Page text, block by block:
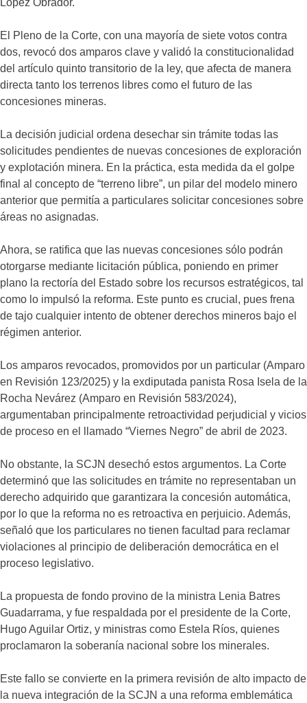
López Obrador.
El Pleno de la Corte, con una mayoría de siete votos contra
dos, revocó dos amparos clave y validó la constitucionalidad
del artículo quinto transitorio de la ley, que afecta de manera
directa tanto los terrenos libres como el futuro de las
concesiones mineras.
La decisión judicial ordena desechar sin trámite todas las
solicitudes pendientes de nuevas concesiones de exploración
y explotación minera. En la práctica, esta medida da el golpe
final al concepto de “terreno libre”, un pilar del modelo minero
anterior que permitía a particulares solicitar concesiones sobre
áreas no asignadas.
Ahora, se ratifica que las nuevas concesiones sólo podrán
otorgarse mediante licitación pública, poniendo en primer
plano la rectoría del Estado sobre los recursos estratégicos, tal
como lo impulsó la reforma. Este punto es crucial, pues frena
de tajo cualquier intento de obtener derechos mineros bajo el
régimen anterior.
Los amparos revocados, promovidos por un particular (Amparo
en Revisión 123/2025) y la exdiputada panista Rosa Isela de la
Rocha Nevárez (Amparo en Revisión 583/2024),
argumentaban principalmente retroactividad perjudicial y vicios
de proceso en el llamado “Viernes Negro” de abril de 2023.
No obstante, la SCJN desechó estos argumentos. La Corte
determinó que las solicitudes en trámite no representaban un
derecho adquirido que garantizara la concesión automática,
por lo que la reforma no es retroactiva en perjuicio. Además,
señaló que los particulares no tienen facultad para reclamar
violaciones al principio de deliberación democrática en el
proceso legislativo.
La propuesta de fondo provino de la ministra Lenia Batres
Guadarrama, y fue respaldada por el presidente de la Corte,
Hugo Aguilar Ortiz, y ministras como Estela Ríos, quienes
proclamaron la soberanía nacional sobre los minerales.
Este fallo se convierte en la primera revisión de alto impacto de
la nueva integración de la SCJN a una reforma emblemática